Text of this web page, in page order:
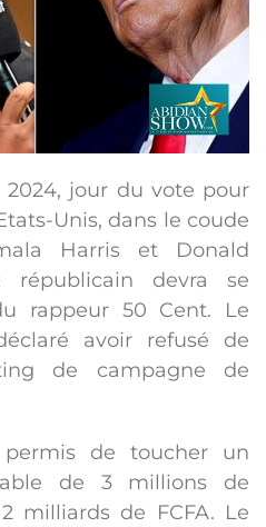
jour du vote pour
Unis, dans le coude
Harris et Donald
républicain devra se
rappeur 50 Cent. Le
avoir refusé de
de campagne de
de toucher un
de 3 millions de
milliards de FCFA. Le